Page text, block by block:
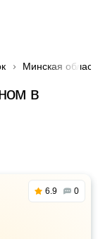
Минская
в
6.9 0